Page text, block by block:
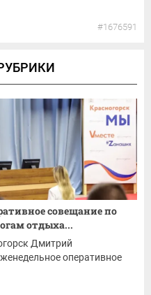
#1676591
совещание по
отдыха...
Дмитрий
оперативное